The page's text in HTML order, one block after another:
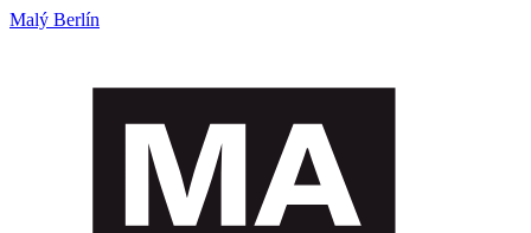
Malý Berlín